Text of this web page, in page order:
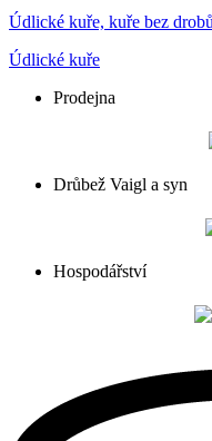
Údlické kuře, kuře bez drobů
Údlické kuře
Prodejna
Drůbež Vaigl a syn
Hospodářství